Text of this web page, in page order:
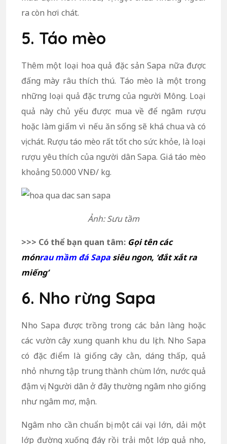
ra còn hơi chát.
5. Táo mèo
Thêm một loại hoa quả đặc sản Sapa nữa được
đấng mày râu thích thú. Táo mèo là một trong
những loại quả đặc trưng của người Mông. Loại
quả này chủ yếu được mua về để ngâm rượu
hoặc làm giấm vì nếu ăn sống sẽ khá chua và có
vị chát. Rượu táo mèo rất tốt cho sức khỏe, là loại
rượu yêu thích của người dân Sapa. Giá táo mèo
khoảng 50.000 VNĐ/ kg.
Ảnh: Sưu tầm
>>> Có thể bạn quan tâm: Gọi tên các
mónrau mầm đá Sapa siêu ngon, ‘đắt xắt ra
miếng’
6. Nho rừng Sapa
Nho Sapa được trồng trong các bản làng hoặc
các vườn cây xung quanh khu du lịch. Nho Sapa
có đặc điểm là giống cây cằn, dáng thấp, quả
nhỏ nhưng tập trung thành chùm lớn, nước quả
đậm vị. Người dân ở đây thường ngâm nho giống
như ngâm mơ, mận.
Ngâm nho cần chuẩn bị một cái vại lớn, dải một
lớp đường xuống đáy rồi trải một lớp quả nho,